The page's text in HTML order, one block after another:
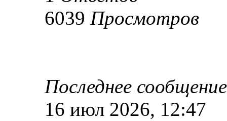
6039 Просмотров
Последнее
16 июл 2026, 12:47